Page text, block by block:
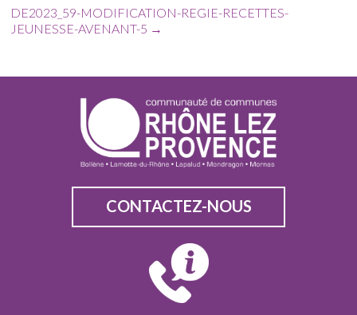
DE2023_59-MODIFICATION-REGIE-RECETTES-
JEUNESSE-AVENANT-5 →
CONTACTEZ-NOUS